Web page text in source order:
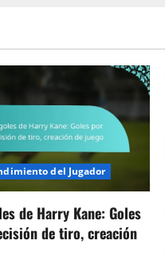
del Jugador
de Harry Kane: Goles
de tiro, creación